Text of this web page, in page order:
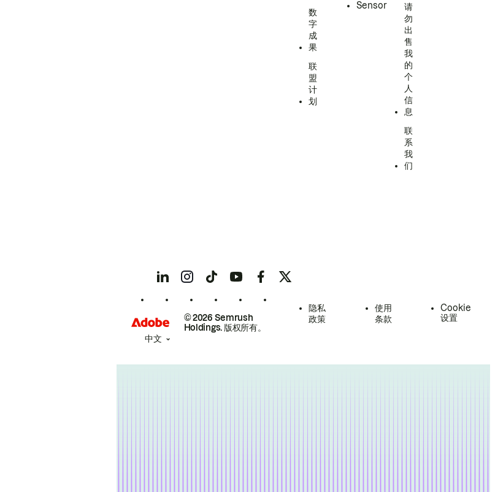
数
字
成
果
联
盟
计
划
Sensor
请
勿
出
售
我
的
个
人
信
息
联
系
我
们
© 2026 Semrush
Holdings. 版权所有。
隐私
政策
使用
条款
Cookie
设置
中文